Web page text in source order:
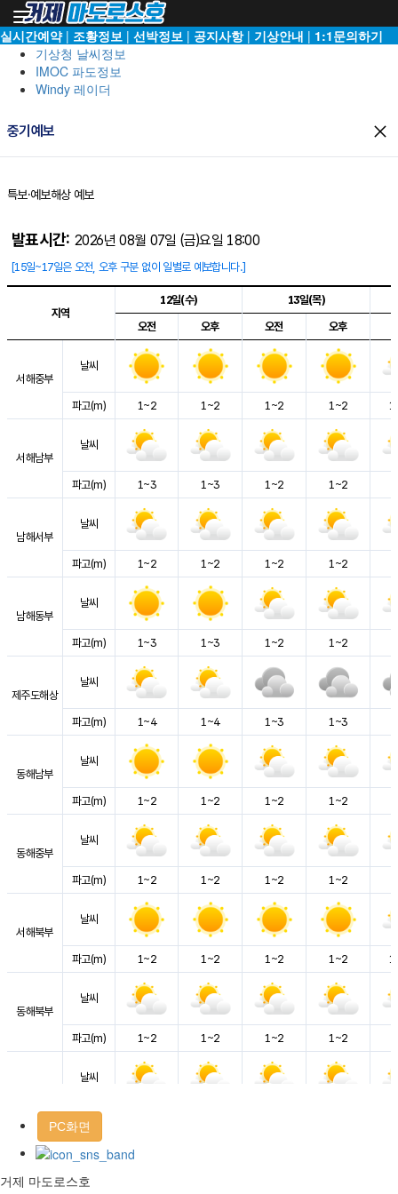
Toggle
navigation
실시간예약| 조황정보 | 선박정보 | 공지사항| 기상안내 | 1:1문의하기
기상청 날씨정보
IMOC 파도정보
Windy 레이더
PC화면
거제 마도로스호